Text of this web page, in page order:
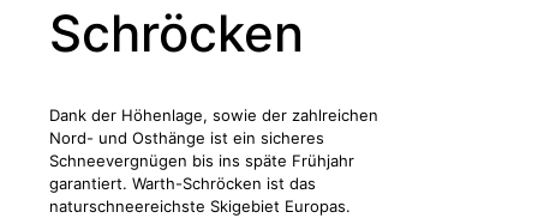
Schröcken
Dank der Höhenlage, sowie der zahlreichen
Nord- und Osthänge ist ein sicheres
Schneevergnügen bis ins späte Frühjahr
garantiert. Warth-Schröcken ist das
naturschneereichste Skigebiet Europas.